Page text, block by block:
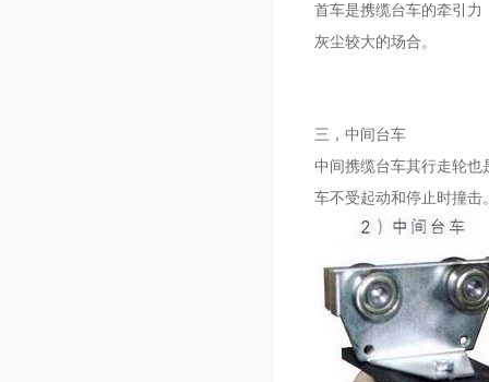
首车是携缆台车的牵引力
灰尘较大的场合。
三，中间台车
中间携缆台车其行走轮也
车不受起动和停止时撞击